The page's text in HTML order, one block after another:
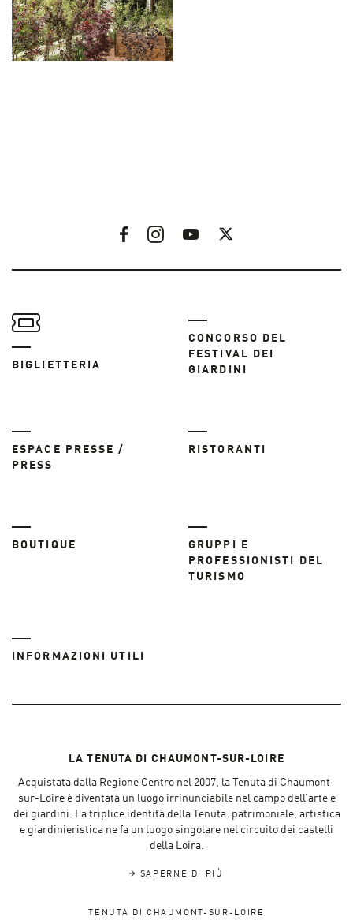
BIGLIETTERIA
CONCORSO DEL
FESTIVAL DEI
GIARDINI
ESPACE PRESSE /
PRESS
RISTORANTI
BOUTIQUE
GRUPPI E
PROFESSIONISTI DEL
TURISMO
INFORMAZIONI UTILI
LA TENUTA DI CHAUMONT-SUR-LOIRE
Acquistata dalla Regione Centro nel 2007, la Tenuta di Chaumont-
sur-Loire è diventata un luogo irrinunciabile nel campo dell’arte e
dei giardini. La triplice identità della Tenuta: patrimoniale, artistica
e giardinieristica ne fa un luogo singolare nel circuito dei castelli
della Loira.
SAPERNE DI PIÙ
TENUTA DI CHAUMONT-SUR-LOIRE